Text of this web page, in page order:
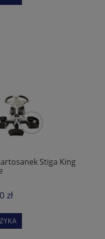
Stiga King
zł